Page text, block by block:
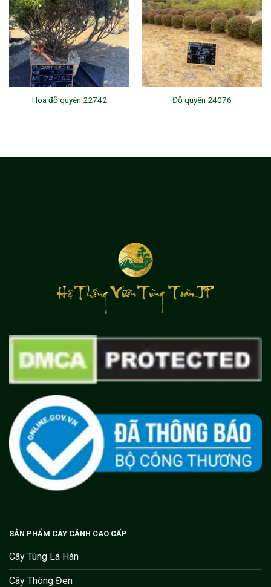
Hoa đỗ quyên 22742 Đỗ quyên 24076
SẢN PHẨM CÂY CẢNH CAO CẤP
Cây Tùng La Hán
Cây Thông Đen